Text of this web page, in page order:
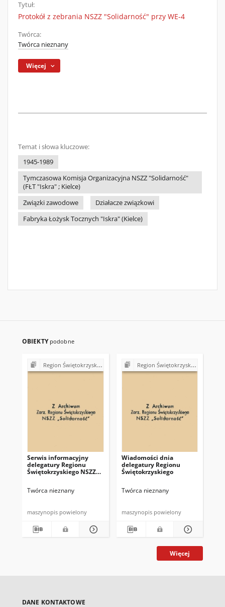
Tytuł:
Protokół z zebrania NSZZ "Solidarność" przy WE-4
Twórca:
Twórca nieznany
Więcej
Temat i słowa kluczowe:
1945-1989
Tymczasowa Komisja Organizacyjna NSZZ "Solidarność"
(FŁT "Iskra" ; Kielce)
Związki zawodowe
Działacze związkowi
Fabryka Łożysk Tocznych "Iskra" (Kielce)
OBIEKTY podobne
Region Świętokrzyski NSZZ "Solidarność". Delegatura Starachowice
Serwis informacyjny
delegatury Regionu
Świętokrzyskiego NSZZ
Twórca nieznany
maszynopis powielony
Region Świętokrzyski NSZZ "Solidarność". Delegatura Starachowice
Wiadomości dnia
delegatury Regionu
Świętokrzyskiego
Twórca nieznany
maszynopis powielony
Więcej
DANE KONTAKTOWE